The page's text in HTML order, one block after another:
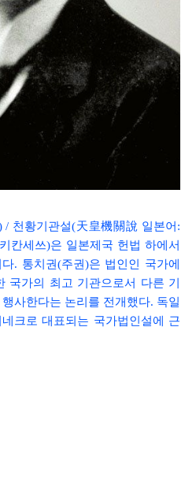
/ 천황기관설(天皇機關說 일본어 :
칸세쓰)은 일본제국 헌법 하에서
다. 통치권(주권)은 법인인 국가에
국가의 최고 기관으로서 다른 기
사한다는 논리를 전개했다. 독일
크로 대표되는 국가법인설에 근